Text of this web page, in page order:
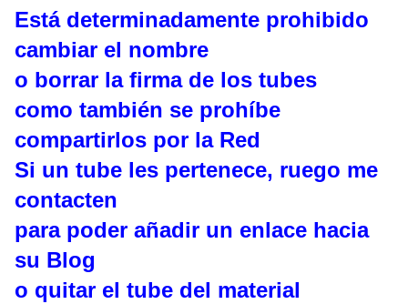
Está determinadamente prohibido
cambiar el nombre
o borrar la firma de los tubes
como también se prohíbe
compartirlos por la Red
Si un tube les pertenece, ruego me
contacten
para poder añadir un enlace hacia
su Blog
o quitar el tube del material